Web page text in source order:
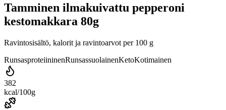
Tamminen ilmakuivattu pepperoni
kestomakkara 80g
Ravintosisältö, kalorit ja ravintoarvot per 100 g
RunsasproteiininenRunsassuolainenKetoKotimainen
382
kcal/100g